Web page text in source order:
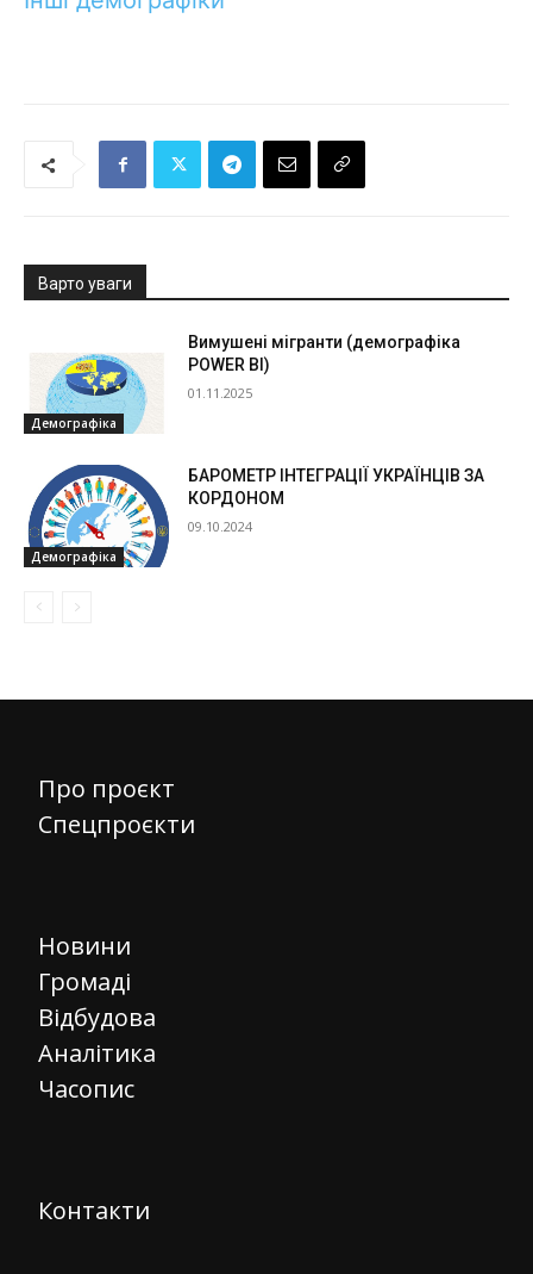
Варто уваги
Демографіка
Вимушені мігранти (демографіка
POWER BI)
01.11.2025
Демографіка
БАРОМЕТР ІНТЕГРАЦІЇ УКРАЇНЦІВ ЗА
КОРДОНОМ
09.10.2024
Про проєкт
Спецпроєкти
Новини
Громаді
Відбудова
Аналітика
Часопис
Контакти